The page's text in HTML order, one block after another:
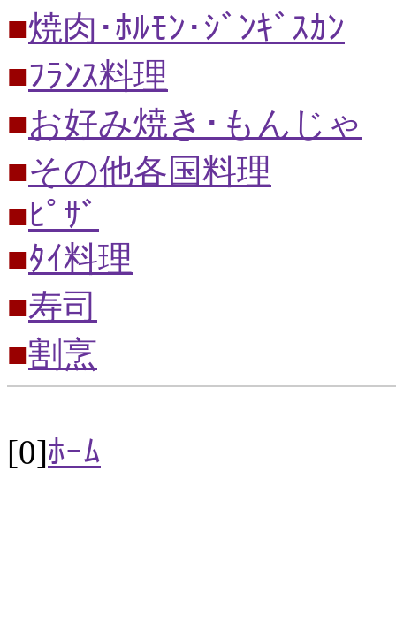
■焼肉･ﾎﾙﾓﾝ･ｼﾞﾝｷﾞｽｶﾝ
■ﾌﾗﾝｽ料理
■お好み焼き･もんじゃ
■その他各国料理
■ﾋﾟｻﾞ
■ﾀｲ料理
■寿司
■割烹
[0]ﾎｰﾑ